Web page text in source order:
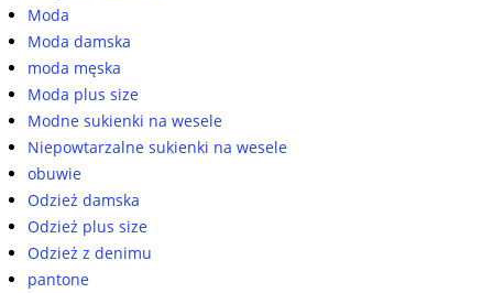
Moda
Moda damska
moda męska
Moda plus size
Modne sukienki na wesele
Niepowtarzalne sukienki na wesele
obuwie
Odzież damska
Odzież plus size
Odzież z denimu
pantone